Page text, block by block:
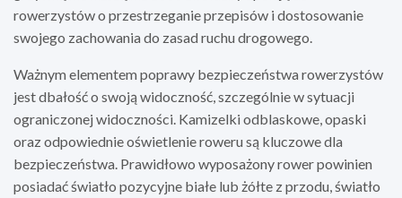
rowerzystów o przestrzeganie przepisów i dostosowanie
swojego zachowania do zasad ruchu drogowego.
Ważnym elementem poprawy bezpieczeństwa rowerzystów
jest dbałość o swoją widoczność, szczególnie w sytuacji
ograniczonej widoczności. Kamizelki odblaskowe, opaski
oraz odpowiednie oświetlenie roweru są kluczowe dla
bezpieczeństwa. Prawidłowo wyposażony rower powinien
posiadać światło pozycyjne białe lub żółte z przodu, światło